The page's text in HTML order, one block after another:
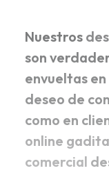
Nuestros
son
envueltas
deseo de
como en
online
comercial